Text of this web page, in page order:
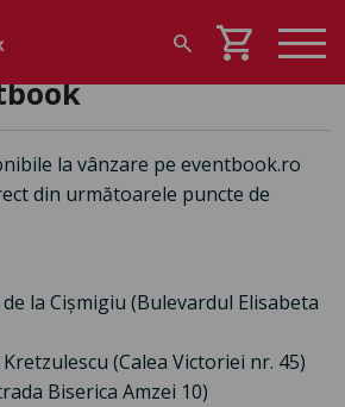
search shopping_cart
la vânzare pe eventbook.ro
din următoarele puncte de
la Cişmigiu (Bulevardul Elisabeta
(Calea Victoriei nr. 45)
Biserica Amzei 10)